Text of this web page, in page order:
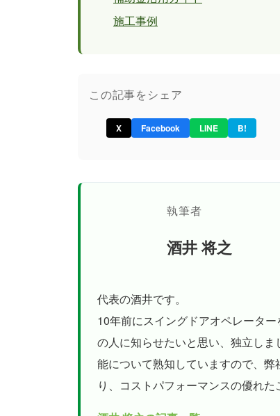
施工事例
この記事をシェア
X Facebook LINE B!
執筆者
酒井 将之
代表の酒井です。
10年前にスイングドアオペレータ
の人に知らせたいと思い、独立し
能について熟知していますので、
り、コストパフォーマンスの優れ